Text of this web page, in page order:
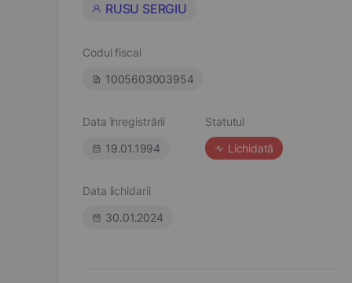
RUSU SERGIU
Codul fiscal
1005603003954
Data înregistrării
19.01.1994
Statutul
Lichidată
Data lichidarii
30.01.2024